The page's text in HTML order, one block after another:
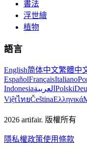
書法
浮世繪
植物
語言
English简体中文繁體中
EspañolFrançaisItaliano
Indonesiaالعربية Polski
ViệtไทยČeštinaΕλληνικά
2026 artifair. 版權所有
隱私權政策使用條款